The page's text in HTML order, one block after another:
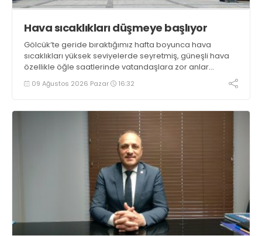
Hava sıcaklıkları düşmeye başlıyor
Gölcük’te geride bıraktığımız hafta boyunca hava
sıcaklıkları yüksek seviyelerde seyretmiş, güneşli hava
özellikle öğle saatlerinde vatandaşlara zor anlar
yaşatmıştı. Yeni haftada sıcaklıkların bir miktar düşmesi
beklenirken parçalı bulutlu ve güneşli hava ihtimali öne
09 Ağustos 2026 Pazar 16:32